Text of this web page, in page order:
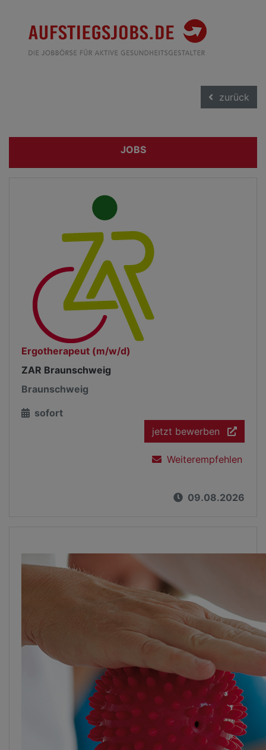
zurück
JOBS
Ergotherapeut (m/w/d)
ZAR Braunschweig
Braunschweig
sofort
jetzt bewerben
Weiterempfehlen
09.08.2026